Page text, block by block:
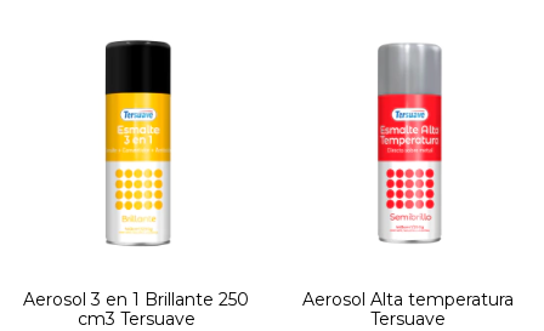
Aerosol 3 en 1 Brillante 250
cm3 Tersuave
Aerosol Alta temperatura
Tersuave